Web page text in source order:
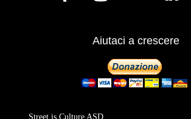
Aiutaci a crescere
Street is Culture ASD